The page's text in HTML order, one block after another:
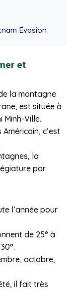
Évasion
et
la montagne
est située à
Minh-Ville.
c’est
la
par
l’année pour
de 25° à
octobre,
il fait très